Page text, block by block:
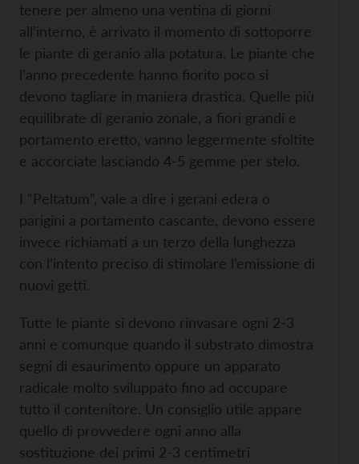
tenere per almeno una ventina di giorni
all’interno, è arrivato il momento di sottoporre
le piante di geranio alla potatura. Le piante che
l’anno precedente hanno fiorito poco si
devono tagliare in maniera drastica. Quelle più
equilibrate di geranio zonale, a fiori grandi e
portamento eretto, vanno leggermente sfoltite
e accorciate lasciando 4-5 gemme per stelo.
I “Peltatum”, vale a dire i gerani edera o
parigini a portamento cascante, devono essere
invece richiamati a un terzo della lunghezza
con l’intento preciso di stimolare l’emissione di
nuovi getti.
Tutte le piante si devono rinvasare ogni 2-3
anni e comunque quando il substrato dimostra
segni di esaurimento oppure un apparato
radicale molto sviluppato fino ad occupare
tutto il contenitore. Un consiglio utile appare
quello di provvedere ogni anno alla
sostituzione dei primi 2-3 centimetri